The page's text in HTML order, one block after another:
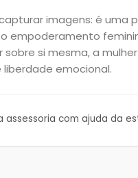
imagens: é uma
empoderamento
si mesma, a
emocional.
com ajuda da